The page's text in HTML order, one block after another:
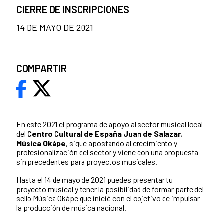
En este 2021 el programa de apoyo al sector musical local
del Centro Cultural de España Juan de Salazar,
Música Okápe, sigue apostando al crecimiento y
profesionalización del sector y viene con una propuesta
sin precedentes para proyectos musicales.
Hasta el 14 de mayo de 2021 puedes presentar tu
proyecto musical y tener la posibilidad de formar parte del
sello Música Okápe que inició con el objetivo de impulsar
la producción de música nacional.
CIERRE DE INSCRIPCIONES
14 DE MAYO DE 2021
COMPARTIR